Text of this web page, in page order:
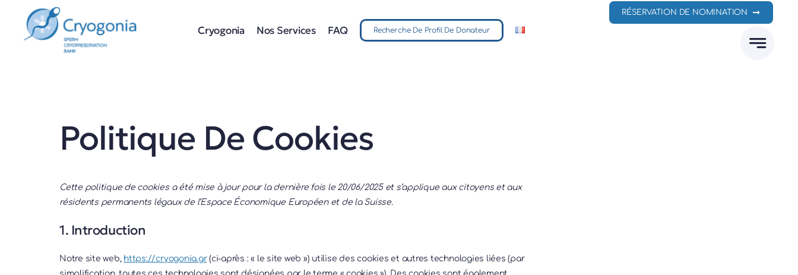
content
Cryogonia Nos Services FAQ Recherche De Profil De Donateur
RÉSERVATION DE NOMINATION
Politique De Cookies
Cette politique de cookies a été mise à jour pour la dernière fois le 20/06/2025 et s’applique aux citoyens et aux
résidents permanents légaux de l’Espace Économique Européen et de la Suisse.
1. Introduction
Notre site web, https://cryogonia.gr(ci-après : « le site web ») utilise des cookies et autres technologies liées (par